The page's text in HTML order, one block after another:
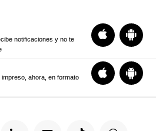
notificaciones y no te
impreso, ahora, en formato